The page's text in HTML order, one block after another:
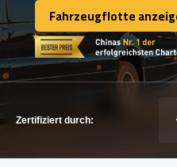
KONTAKTIEREN SIE
KONTAKTIEREN SIE
Fahrzeugflotte
Fahrzeugflotte
Zertifiziert durch: